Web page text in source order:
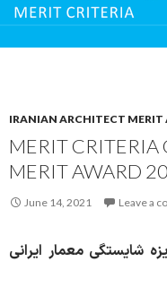
IRANIAN ARCHITECT MERIT
MERIT
MERIT AWARD
June 14, 2021 Leave a
شایستگی معمار ایرانی